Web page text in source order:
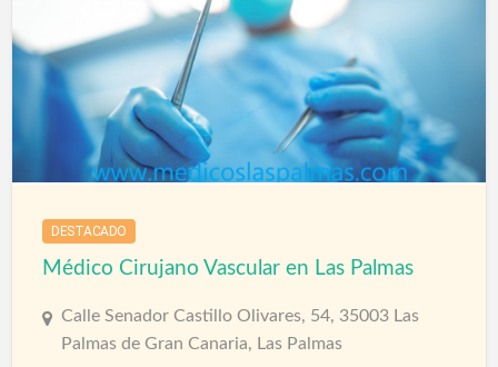
DESTACADO
Médico Cirujano Vascular en Las Palmas
Calle Senador Castillo Olivares, 54, 35003 Las
Palmas de Gran Canaria, Las Palmas